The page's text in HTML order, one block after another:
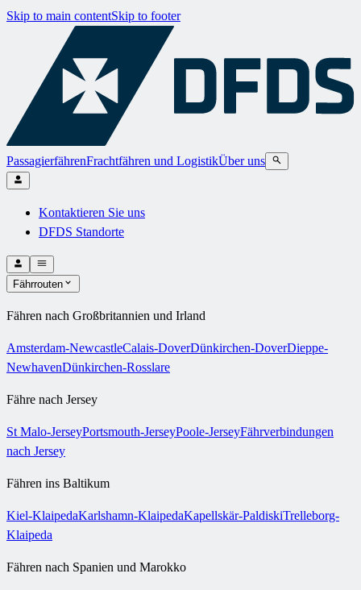
Skip to main contentSkip to footer
PassagierfährenFrachtfähren und LogistikÜber uns
Kontaktieren Sie uns
DFDS Standorte
Fährrouten
Fähren nach Großbritannien und Irland
Amsterdam-NewcastleCalais-DoverDünkirchen-DoverDieppe-
NewhavenDünkirchen-Rosslare
Fähre nach Jersey
St Malo-JerseyPortsmouth-JerseyPoole-JerseyFährverbindungen
nach Jersey
Fähren ins Baltikum
Kiel-KlaipedaKarlshamn-KlaipedaKapellskär-PaldiskiTrelleborg-
Klaipeda
Fähren nach Spanien und Marokko